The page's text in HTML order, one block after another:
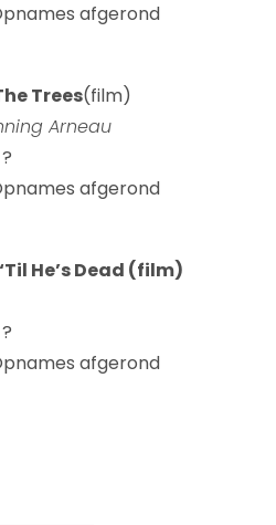
afgerond
Trees(film)
Arneau
afgerond
He’s Dead (film)
afgerond